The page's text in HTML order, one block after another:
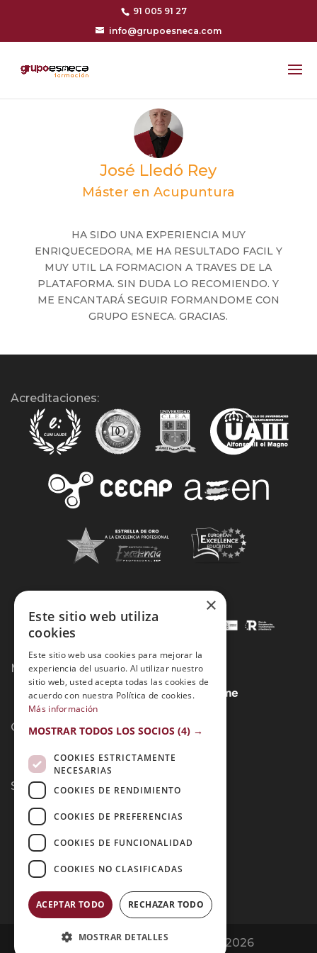
91 005 91 27
info@grupoesneca.com
José Lledó Rey
Máster en Acupuntura
HA SIDO UNA EXPERIENCIA MUY
ENRIQUECEDORA, ME HA RESULTADO FACIL Y
MUY UTIL LA FORMACION A TRAVES DE LA
PLATAFORMA. SIN DUDA LO RECOMIENDO. Y
ME ENCANTARÁ SEGUIR FORMANDOME CON
GRUPO ESNECA. GRACIAS.
Acreditaciones:
Métodos de Pago:
Contacto:
Síguenos:
Opiniones Grupo Esneca | Copyright 2026
×
Este sitio web utiliza
cookies
Este sitio web usa cookies para mejorar la
experiencia del usuario. Al utilizar nuestro
sitio web, usted acepta todas las cookies de
acuerdo con nuestra Política de cookies.
Más información
MOSTRAR TODOS LOS SOCIOS (4) →
COOKIES ESTRICTAMENTE
NECESARIAS
COOKIES DE RENDIMIENTO
COOKIES DE PREFERENCIAS
COOKIES DE FUNCIONALIDAD
COOKIES NO CLASIFICADAS
ACEPTAR TODO RECHAZAR TODO
MOSTRAR DETALLES